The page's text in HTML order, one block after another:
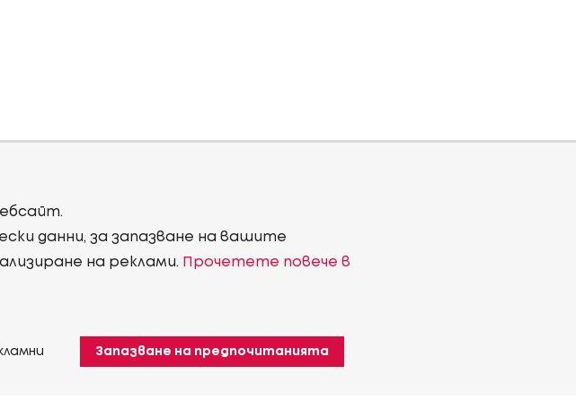
данни, за запазване на вашите
на реклами. Прочетете повече в
Запазване на предпочитанията